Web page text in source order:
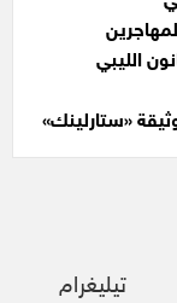
الليبي
«ستارلينك»
تيليغرام